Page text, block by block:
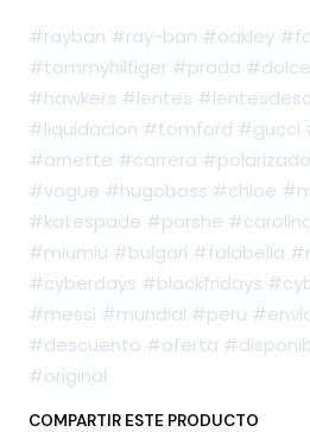
#rayban #ray-ban #oakley
#tommyhilfiger #prada
#hawkers #lentes
#liquidacion #tomford #gucci
#arnette #carrera
#vogue #hugoboss #chloe
#katespade #porshe
#miumiu #bulgari #falabella
#cyberdays #blackfridays
#messi #mundial #peru
#descuento #oferta
#original
COMPARTIR ESTE PRODUCTO